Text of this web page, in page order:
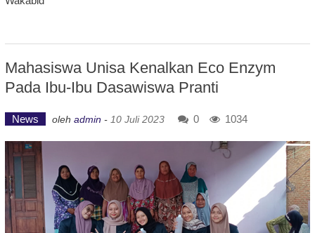
Mahasiswa Unisa Kenalkan Eco Enzym
Pada Ibu-Ibu Dasawiswa Pranti
News oleh admin - 10 Juli 2023 0 1034